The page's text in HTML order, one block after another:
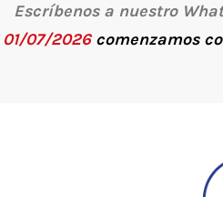
Escríbenos a nuestro
01/07/2026comenzamos